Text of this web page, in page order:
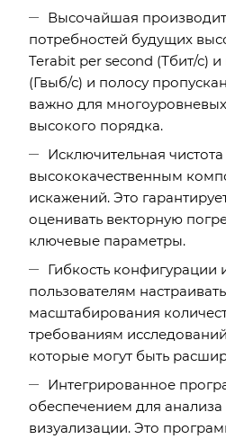
Высочайшая
потребностей будущих
Terabit per second (Тбит/с)
(Гвыб/с) и полосу
важно для
высокого порядка.
Исключительная
высококачественным
искажений. Это
оценивать векторную
ключевые параметры.
Гибкость конфигурации
пользователям
масштабирования
требованиям
которые могут быть
Интегрированное
обеспечением для
визуализации. Это